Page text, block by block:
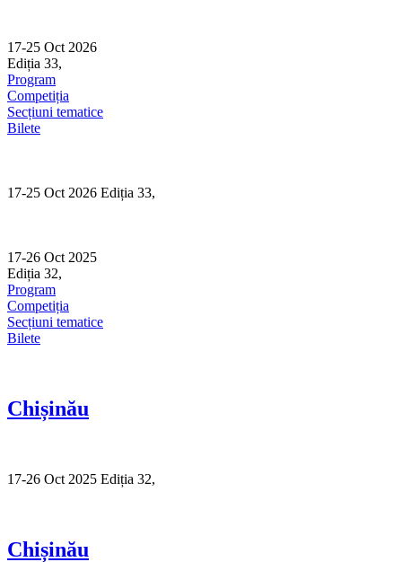
content
17-25 Oct 2026
Ediția 33,
Program
Competiția
Secțiuni tematice
Bilete
17-25 Oct 2026 Ediția 33,
17-26 Oct 2025
Ediția 32,
Program
Competiția
Secțiuni tematice
Bilete
Chișinău
17-26 Oct 2025 Ediția 32,
Chișinău